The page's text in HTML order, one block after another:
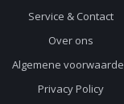
Service & Contact
Over ons
Algemene
Privacy Policy